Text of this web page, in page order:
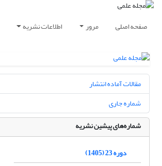
صفحه اصلی مرور اطلاعات نشریه
مقالات آماده انتشار
شماره جاری
شماره‌های پیشین نشریه
دوره 23 (1405)